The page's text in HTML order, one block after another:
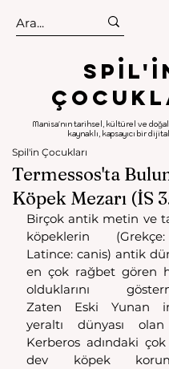
.
.
Manisa'nın tarihsel, kültürel ve
kaynaklı, kapsayıcı bir
Termessos'ta
Köpek Mezarı (İS
Spil'in Çocukları
Birçok antik metin ve
köpeklerin
Latince: canis) antik
en çok rağbet gören
olduklarını
Zaten Eski Yunan
yeraltı dünyası olan
Kerberos adındaki
dev köpek